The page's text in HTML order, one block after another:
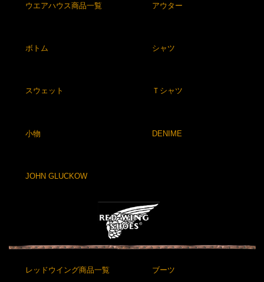
ウエアハウス商品一覧 アウター
ボトム シャツ
スウェット Ｔシャツ
小物 DENIME
JOHN GLUCKOW
レッドウイング商品一覧 ブーツ